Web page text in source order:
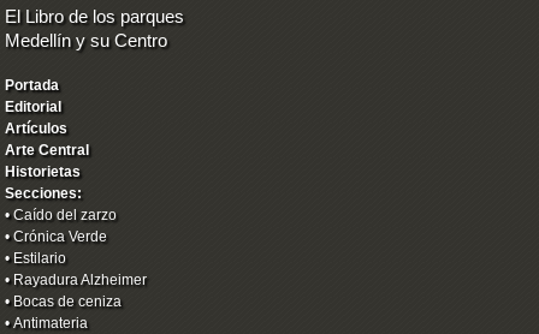
El Libro de los parques
Medellín y su Centro
Portada
Editorial
Artículos
Arte Central
Historietas
Secciones:
•Caído del zarzo
•Crónica Verde
• Estilario
• Rayadura Alzheimer
• Bocas de ceniza
•Antimateria